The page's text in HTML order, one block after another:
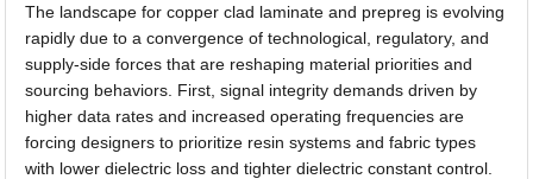
The landscape for copper clad laminate and prepreg is evolving
rapidly due to a convergence of technological, regulatory, and
supply-side forces that are reshaping material priorities and
sourcing behaviors. First, signal integrity demands driven by
higher data rates and increased operating frequencies are
forcing designers to prioritize resin systems and fabric types
with lower dielectric loss and tighter dielectric constant control.